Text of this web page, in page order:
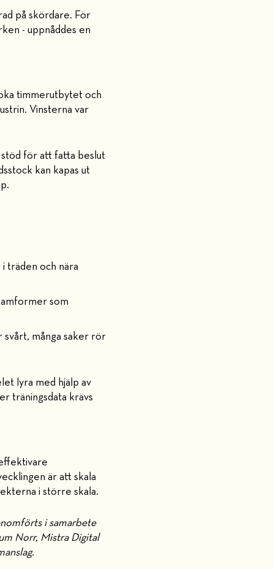
på skördare. För
- uppnåddes en
timmerutbytet och
Vinsterna var
för att fatta beslut
kan kapas ut
träden och nära
som
svårt, många saker rör
lyra med hjälp av
träningsdata krävs
är att skala
i större skala.
i samarbete
Norr, Mistra Digital